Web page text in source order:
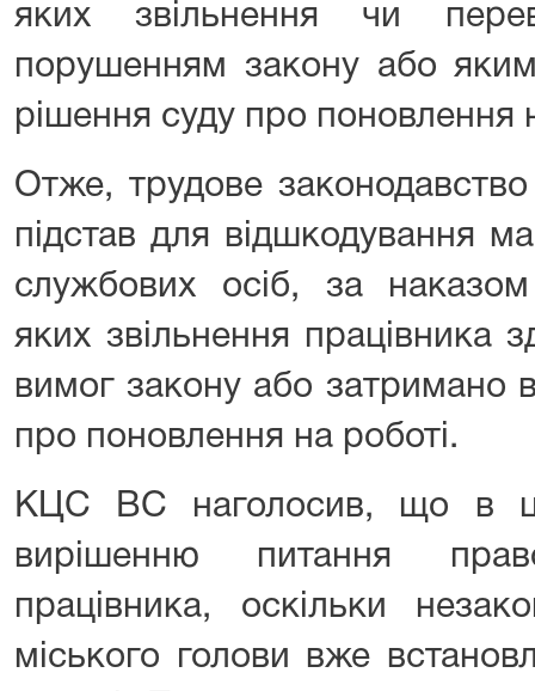
яких звільнення чи
порушенням закону або
рішення суду про поновлення
Отже, трудове
підстав для відшкодування
службових осіб, за
яких звільнення працівника
вимог закону або затримано
про поновлення на роботі.
КЦС ВС наголосив, що в
вирішенню питання
працівника, оскільки
міського голови вже